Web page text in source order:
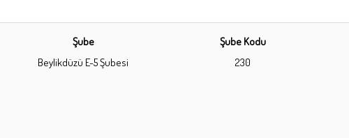
Şube
Beylikdüzü E-5 Şubesi
Şube Kodu
230